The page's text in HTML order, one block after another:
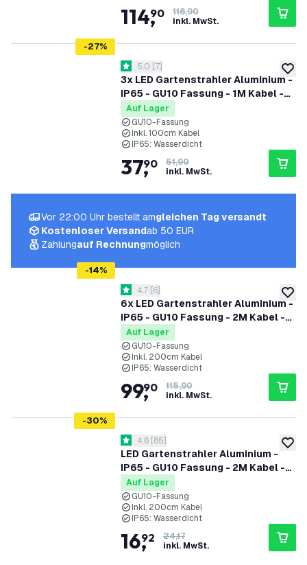
114,
90
116,90
inkl. MwSt.
zur
-27%
3x LED Gartenstrahler Aluminium -
IP65 - GU10 Fassung - 1M Kabel -
Schwarz
Bewertungsbereich öffnen
5 Bewertungssterne
5.0 [7]
Auf Lager
GU10-Fassung
Inkl. 100cm Kabel
IP65: Wasserdicht
37,
90
51,90
inkl. MwSt.
zur
-14%
6x LED Gartenstrahler Aluminium -
IP65 - GU10 Fassung - 2M Kabel -
Anthrazit
Bewertungsbereich öffnen
4.7 Bewertungssterne
4.7 [6]
Auf Lager
GU10-Fassung
Inkl. 200cm Kabel
IP65: Wasserdicht
99,
90
115,90
inkl. MwSt.
zur
-30%
LED Gartenstrahler Aluminium -
IP65 - GU10 Fassung - 2M Kabel -
Anthrazit
Bewertungsbereich öffnen
4.6 Bewertungssterne
4.6 [85]
Auf Lager
GU10-Fassung
Inkl. 200cm Kabel
IP65: Wasserdicht
16,
92
24,17
inkl. MwSt.
Vor 22:00 Uhr bestellt amgleichen Tag versandt
Kostenloser Versandab 50 EUR
Zahlungauf Rechnungmöglich